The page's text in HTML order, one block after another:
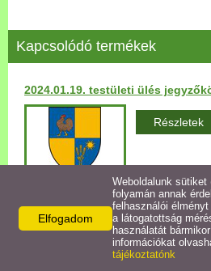
Bezerédj Amália Óvoda
Egyéb intézmények
Egyéb szolgáltatások
Egészségügyi ellátás
Uraiújfalu Sportegyesület
Kapcsolódó termékek
2024.01.19. testületi ülés
Részletek
Vissza az előző
Elfogadom
Weboldalunk
folyamán annak
felhasználói
a látogatottság
használatát
információkat
tájékoztatónk